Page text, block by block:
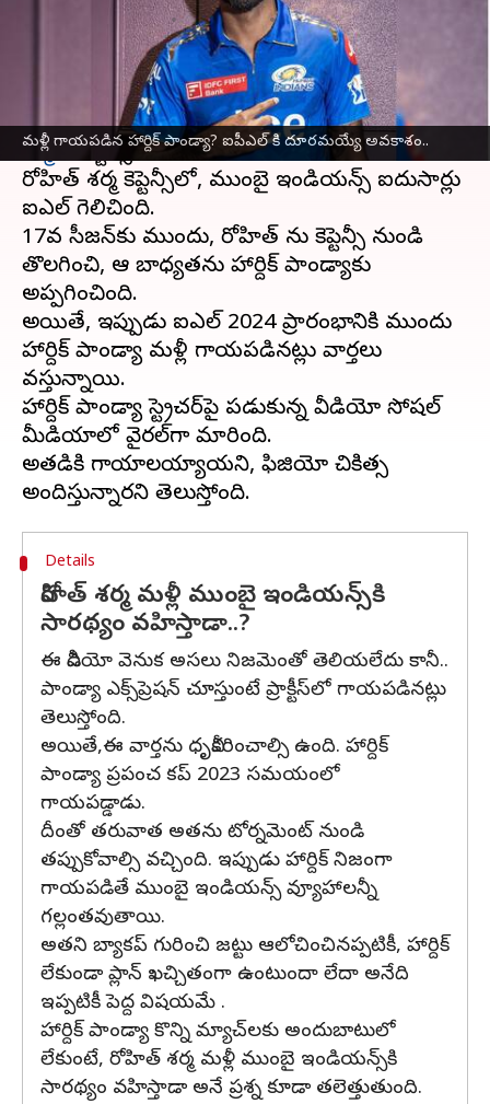
మళ్లీ గాయపడిన హార్దిక్ పాండ్యా? ఐపీఎల్ కి దూరమయ్యే అవకాశం..
Sirish Praharaju Mar 15, 2024 04:56 pm
ఈ వార్తాకథనం ఏంటి
ఐపీఎల్2024కి ముందు,ముంబై ఇండియన్స్రోహిత్
శర్మను కెప్టెన్సీ నుండి తొలగించిన విషయం తెలిసిందే.
రోహిత్ శర్మ కెప్టెన్సీలో, ముంబై ఇండియన్స్ ఐదుసార్లు
ఐపీఎల్ గెలిచింది.
17వ సీజన్‌కు ముందు, రోహిత్ ను కెప్టెన్సీ నుండి
తొలగించి, ఆ బాధ్యతను హార్దిక్ పాండ్యాకు
అప్పగించింది.
అయితే, ఇప్పుడు ఐపీఎల్ 2024 ప్రారంభానికి ముందు
హార్దిక్ పాండ్యా మళ్లీ గాయపడినట్లు వార్తలు
వస్తున్నాయి.
హార్దిక్ పాండ్యా స్ట్రెచర్‌పై పడుకున్న వీడియో సోషల్
మీడియాలో వైరల్‌గా మారింది.
అతడికి గాయాలయ్యాయని, ఫిజియో చికిత్స
Details
రోహిత్ శర్మ మళ్లీ ముంబై ఇండియన్స్‌కి
సారథ్యం వహిస్తాడా..?
ఈ వీడియో వెనుక అసలు నిజమెంతో తెలియలేదు కానీ..
పాండ్యా ఎక్స్‌ప్రెషన్‌ చూస్తుంటే ప్రాక్టీస్‌లో గాయపడినట్లు
తెలుస్తోంది.
అయితే,ఈ వార్తను ధృవీకరించాల్సి ఉంది. హార్దిక్
పాండ్యా ప్రపంచ కప్ 2023 సమయంలో
గాయపడ్డాడు.
దీంతో తరువాత అతను టోర్నమెంట్ నుండి
తప్పుకోవాల్సి వచ్చింది. ఇప్పుడు హార్దిక్ నిజంగా
గాయపడితే ముంబై ఇండియన్స్ వ్యూహాలన్నీ
గల్లంతవుతాయి.
అతని బ్యాకప్ గురించి జట్టు ఆలోచించినప్పటికీ, హార్దిక్
లేకుండా ప్లాన్ ఖచ్చితంగా ఉంటుందా లేదా అనేది
ఇప్పటికీ పెద్ద విషయమే .
హార్దిక్ పాండ్యా కొన్ని మ్యాచ్‌లకు అందుబాటులో
లేకుంటే, రోహిత్ శర్మ మళ్లీ ముంబై ఇండియన్స్‌కి
సారథ్యం వహిస్తాడా అనే ప్రశ్న కూడా తలెత్తుతుంది.